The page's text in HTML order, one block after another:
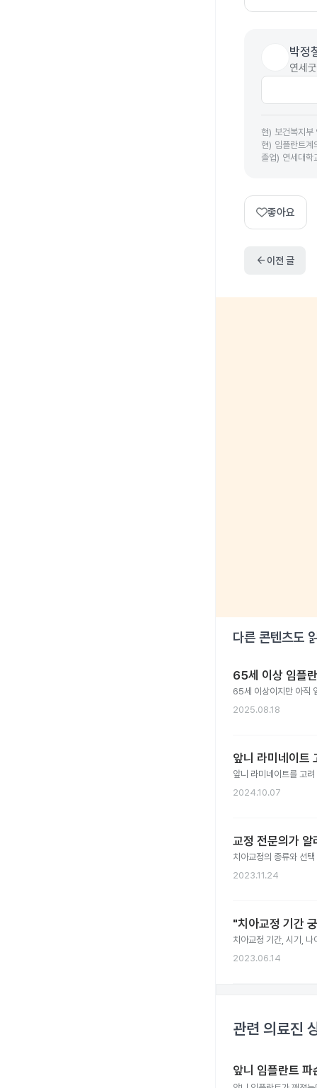
박정
연세
현) 보건복지부
현) 임플란트계
졸업) 연세대학
좋아요
arrow_back이전 글
다른 콘텐츠도
65세 이상 임플
65세 이상이지만 아직
2025.08.18
앞니 라미네이트
앞니 라미네이트를 고
2024.10.07
교정 전문의가
치아교정의 종류와 선
2023.11.24
"치아교정 기간
치아교정 기간, 시기,
2023.06.14
관련 의료진
앞니 임플란트